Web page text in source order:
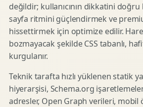
değildir; kullanıcının dikkatini doğru
sayfa ritmini güçlendirmek ve
hissettirmek için optimize edilir.
bozmayacak şekilde CSS tabanlı,
kurgulanır.
Teknik tarafta hızlı yüklenen statik
hiyerarşisi, Schema.org
adresler, Open Graph verileri, mobil